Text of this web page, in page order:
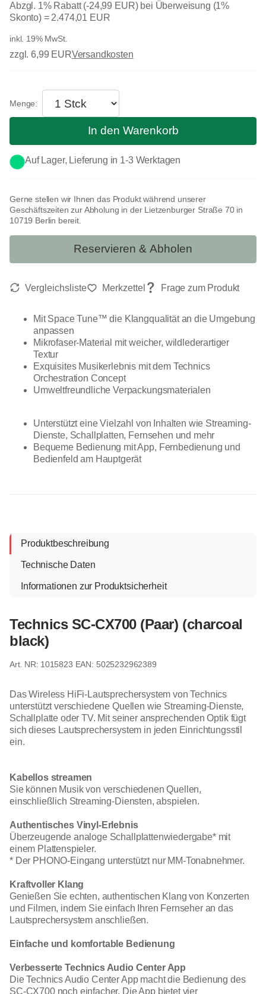
Mit Space Tune™ die Klangqualität an die Umgebung
anpassen
Mikrofaser-Material mit weicher, wildlederartiger
Textur
Exquisites Musikerlebnis mit dem Technics
Orchestration Concept
Umweltfreundliche Verpackungsmaterialen
Unterstützt eine Vielzahl von Inhalten wie Streaming-
Dienste, Schallplatten, Fernsehen und mehr
Bequeme Bedienung mit App, Fernbedienung und
Bedienfeld am Hauptgerät
Abzgl. 1% Rabatt (-24,99 EUR) bei Überweisung (1%
Skonto) = 2.474,01 EUR
inkl. 19% MwSt.
zzgl. 6,99 EURVersandkosten
Gerne stellen wir Ihnen das Produkt während unserer
Geschäftszeiten zur Abholung in der Lietzenburger Straße 70 in
10719 Berlin bereit.
Reservieren & Abholen
Auf Lager, Lieferung in 1-3 Werktagen
In den Warenkorb
Produktbeschreibung
Technische Daten
Informationen zur Produktsicherheit
Technics SC-CX700 (Paar) (charcoal
black)
1015823 EAN: 5025232962389
Das Wireless HiFi-Lautsprechersystem von Technics
unterstützt verschiedene Quellen wie Streaming-Dienste,
Schallplatte oder TV. Mit seiner ansprechenden Optik fügt
sich dieses Lautsprechersystem in jeden Einrichtungsstil
ein.
Kabellos streamen
Sie können Musik von verschiedenen Quellen,
einschließlich Streaming-Diensten, abspielen.
Authentisches Vinyl-Erlebnis
Überzeugende analoge Schallplattenwiedergabe* mit
einem Plattenspieler.
* Der PHONO-Eingang unterstützt nur MM-Tonabnehmer.
Kraftvoller Klang
Genießen Sie echten, authentischen Klang von Konzerten
und Filmen, indem Sie einfach Ihren Fernseher an das
Lautsprechersystem anschließen.
Einfache und komfortable Bedienung
Verbesserte Technics Audio Center App
Die Technics Audio Center App macht die Bedienung des
SC-CX700 noch einfacher. Die App bietet vier